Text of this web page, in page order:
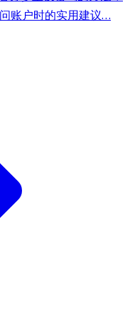
账户时的实用建议…